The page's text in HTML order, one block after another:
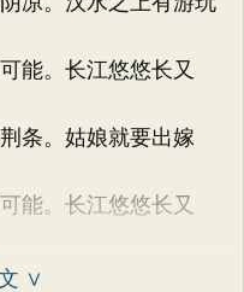
能。长江悠悠长又
条。姑娘就要出嫁
能。长江悠悠长又
∨